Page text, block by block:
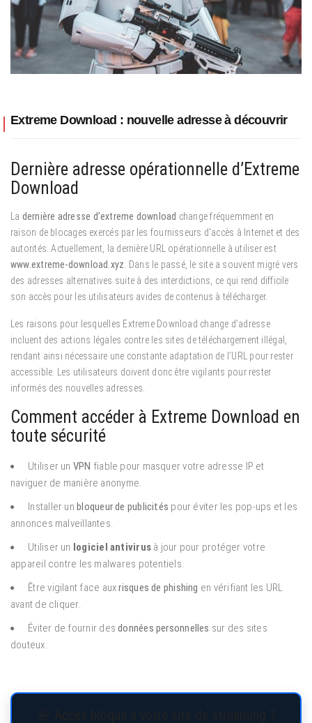
Extreme Download : nouvelle adresse à découvrir
Dernière adresse opérationnelle d’Extreme
Download
La dernière adresse d’extreme download change fréquemment en
raison de blocages exercés par les fournisseurs d’accès à Internet et des
autorités. Actuellement, la dernière URL opérationnelle à utiliser est
www.extreme-download.xyz . Dans le passé, le site a souvent migré vers
des adresses alternatives suite à des interdictions, ce qui rend difficile
son accès pour les utilisateurs avides de contenus à télécharger.
Les raisons pour lesquelles Extreme Download change d’adresse
incluent des actions légales contre les sites de téléchargement illégal,
rendant ainsi nécessaire une constante adaptation de l’URL pour rester
accessible. Les utilisateurs doivent donc être vigilants pour rester
informés des nouvelles adresses.
Comment accéder à Extreme Download en
toute sécurité
Utiliser un VPN fiable pour masquer votre adresse IP et
naviguer de manière anonyme.
Installer unbloqueur de publicités pour éviter les pop-ups et les
annonces malveillantes.
Utiliser un logiciel antivirus à jour pour protéger votre
appareil contre les malwares potentiels.
Être vigilant face auxrisques de phishing en vérifiant les URL
avant de cliquer.
Éviter de fournir desdonnées personnelles sur des sites
douteux.